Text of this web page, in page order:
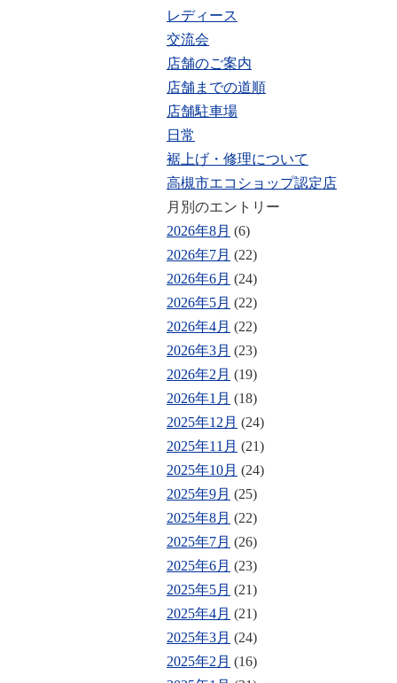
レディース
交流会
店舗のご案内
店舗までの道順
店舗駐車場
日常
裾上げ・修理について
高槻市エコショップ認定店
月別のエントリー
2026年8月 (6)
2026年7月 (22)
2026年6月 (24)
2026年5月 (22)
2026年4月 (22)
2026年3月 (23)
2026年2月 (19)
2026年1月 (18)
2025年12月 (24)
2025年11月 (21)
2025年10月 (24)
2025年9月 (25)
2025年8月 (22)
2025年7月 (26)
2025年6月 (23)
2025年5月 (21)
2025年4月 (21)
2025年3月 (24)
2025年2月 (16)